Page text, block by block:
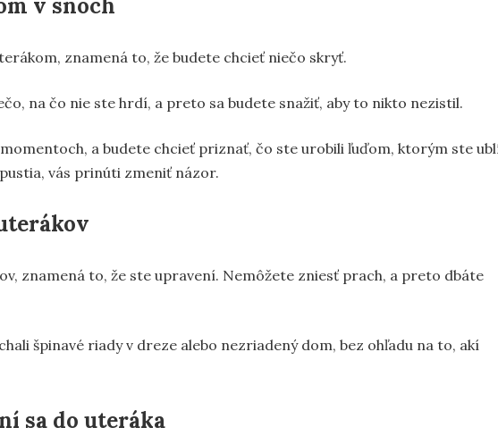
v snoch
znamená to, že budete chcieť niečo skryť.
na čo nie ste hrdí, a preto sa budete snažiť, aby to nikto nezistil.
a budete chcieť priznať, čo ste urobili ľuďom, ktorým ste
vás prinúti zmeniť názor.
znamená to, že ste upravení. Nemôžete zniesť prach, a preto dbáte
špinavé riady v dreze alebo nezriadený dom, bez ohľadu na to, akí
sa do uteráka